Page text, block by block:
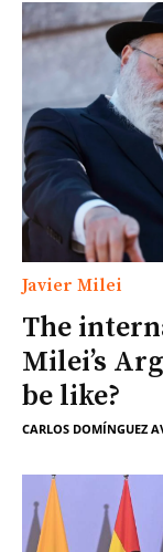
Javier Milei
The
Milei’s
be like?
CARLOS DOMÍNGUEZ